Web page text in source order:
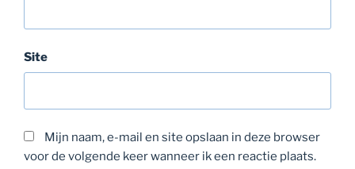
Site
Mijn naam, e-mail en site opslaan in deze browser
voor de volgende keer wanneer ik een reactie plaats.